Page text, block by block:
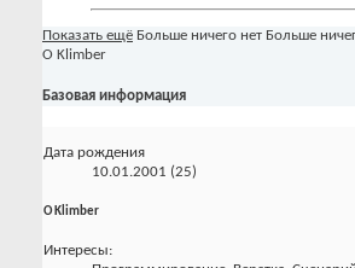
Показать ещё Больше ничего нет Больше
О Klimber
Базовая информация
Дата рождения
10.01.2001 (25)
О Klimber
Интересы: